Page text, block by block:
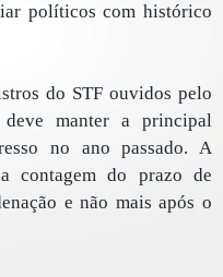
políticos com histórico
do STF ouvidos pelo
manter a principal
no ano passado. A
contagem do prazo de
e não mais após o